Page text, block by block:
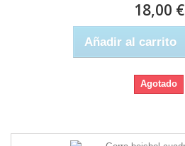
18,00 €
Añadir al carrito
Agotado